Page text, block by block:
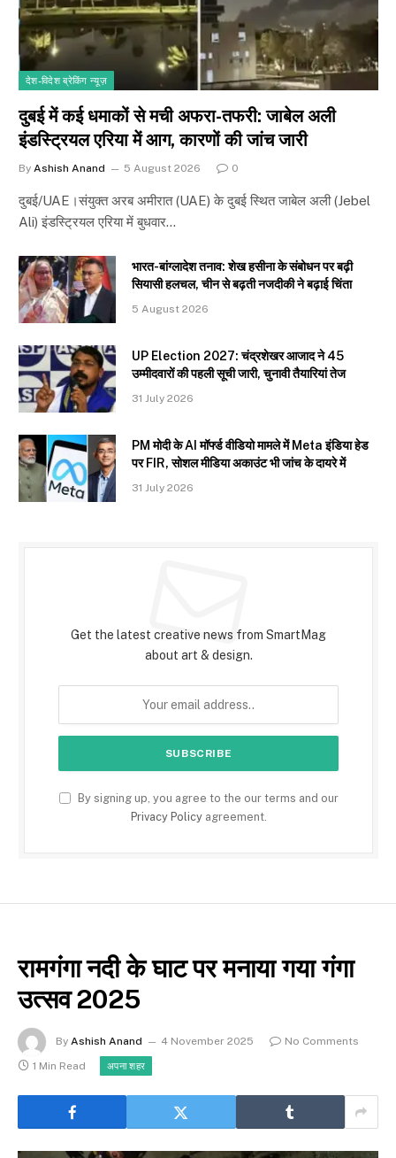
देश-विदेश ब्रेकिंग न्यूज़
दुबई में कई धमाकों से मची अफरा-तफरी: जाबेल अली
इंडस्ट्रियल एरिया में आग, कारणों की जांच जारी
By Ashish Anand 5 August 2026 0
दुबई/UAE।संयुक्त अरब अमीरात (UAE) के दुबई स्थित जाबेल अली (Jebel
Ali) इंडस्ट्रियल एरिया में बुधवार…
भारत-बांग्लादेश तनाव: शेख हसीना के संबोधन पर बढ़ी
सियासी हलचल, चीन से बढ़ती नजदीकी ने बढ़ाई चिंता
5 August 2026
UP Election 2027: चंद्रशेखर आजाद ने 45
उम्मीदवारों की पहली सूची जारी, चुनावी तैयारियां तेज
31 July 2026
PM मोदी के AI मॉर्फ्ड वीडियो मामले में Meta इंडिया हेड
पर FIR, सोशल मीडिया अकाउंट भी जांच के दायरे में
31 July 2026
Get the latest creative news from SmartMag
about art & design.
By signing up, you agree to the our terms and our
Privacy Policyagreement.
रामगंगा नदी के घाट पर मनाया गया गंगा
उत्सव 2025
By Ashish Anand 4 November 2025
No Comments
1 Min Read
अपना शहर